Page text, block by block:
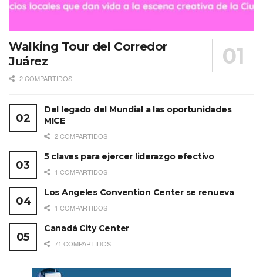
Walking Tour del Corredor
Juárez
2 COMPARTIDOS
Del legado del Mundial a las oportunidades
MICE
2 COMPARTIDOS
5 claves para ejercer liderazgo efectivo
1 COMPARTIDOS
Los Angeles Convention Center se renueva
1 COMPARTIDOS
Canadá City Center
71 COMPARTIDOS